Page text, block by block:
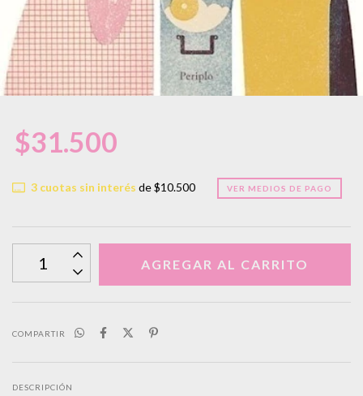
$31.500
3cuotas sin interés de$10.500 VER MEDIOS DE PAGO
COMPARTIR
DESCRIPCIÓN